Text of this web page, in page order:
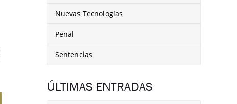
Nuevas Tecnologías
Penal
Sentencias
ÚLTIMAS ENTRADAS